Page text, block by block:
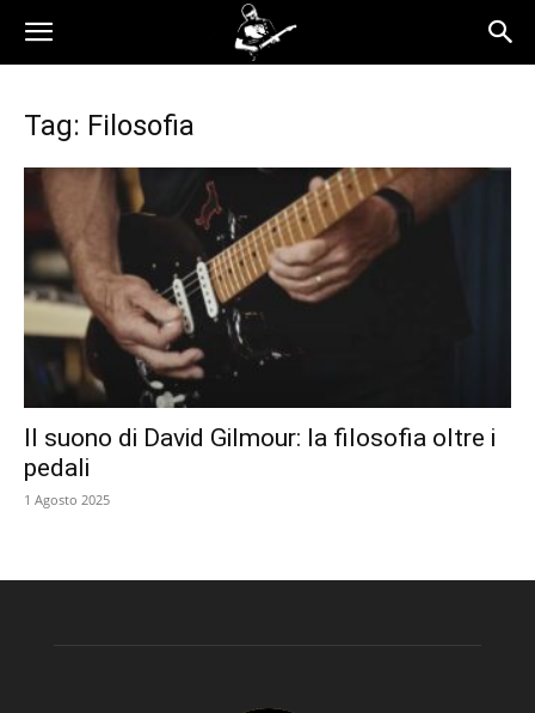
Tag: Filosofia
Il suono di David Gilmour: la filosofia oltre i
pedali
1 Agosto 2025